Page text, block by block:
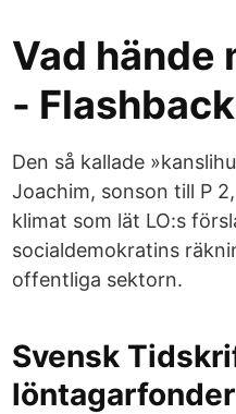
Vad hände
-
Den så kallade
Joachim, sonson till P
klimat som lät LO:s
socialdemokratins
offentliga sektorn.
Svensk